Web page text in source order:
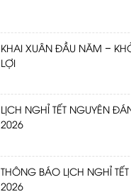
KHAI XUÂN ĐẦU NĂM –
LỢI
LỊCH NGHỈ TẾT NGUYÊN
2026
THÔNG BÁO LỊCH NGHỈ
2026